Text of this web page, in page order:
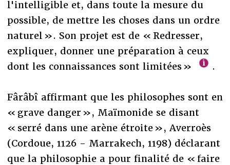
l'intelligible et, dans toute la mesure du
possible, de mettre les choses dans un ordre
naturel ». Son projet est de « Redresser,
expliquer, donner une préparation à ceux
dont les connaissances sont limitées »
.
Fârâbî affirmant que les philosophes sont en
« grave danger », Maïmonide se disant
« serré dans une arène étroite », Averroès
(Cordoue, 1126 - Marrakech, 1198) déclarant
que la philosophie a pour finalité de « faire